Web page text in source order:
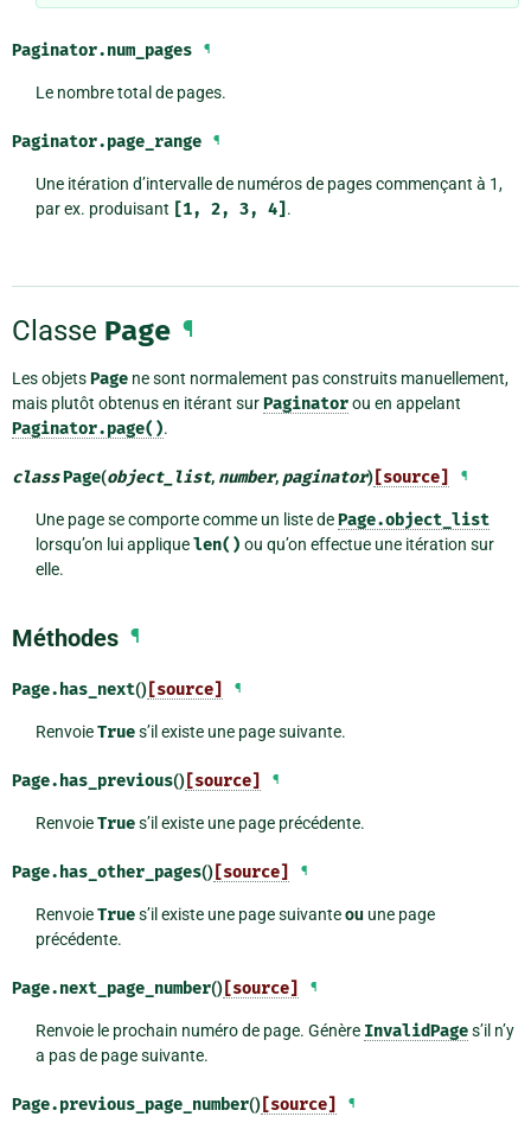
Paginator.num_pages ¶
Le nombre total de pages.
Paginator.page_range ¶
Une itération d’intervalle de numéros de pages commençant à 1,
par ex. produisant [1, 2, 3, 4] .
Classe Page ¶
Les objetsPage ne sont normalement pas construits manuellement,
mais plutôt obtenus en itérant surPaginatorou en appelant
Paginator.page().
classPage(object_list, number, paginator) [source] ¶
Une page se comporte comme un liste dePage.object_list
lorsqu’on lui appliquelen() ou qu’on effectue une itération sur
elle.
Méthodes ¶
Page.has_next() [source] ¶
RenvoieTrues’il existe une page suivante.
Page.has_previous() [source] ¶
RenvoieTrues’il existe une page précédente.
Page.has_other_pages() [source] ¶
RenvoieTrues’il existe une page suivanteouune page
précédente.
Page.next_page_number() [source] ¶
Renvoie le prochain numéro de page. Génère InvalidPages’il n’y
a pas de page suivante.
Page.previous_page_number() [source] ¶